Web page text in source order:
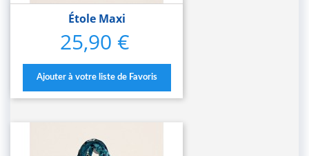
Étole Maxi
Prix
25,90 €
Ajouter à votre liste de Favoris